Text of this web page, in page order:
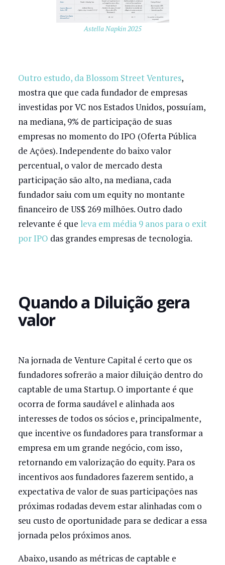
Astella Napkin 2025
Outro estudo, da Blossom Street Ventures,
mostra que que cada fundador de empresas
investidas por VC nos Estados Unidos, possuíam,
na mediana, 9% de participação de suas
empresas no momento do IPO (Oferta Pública
de Ações). Independente do baixo valor
percentual, o valor de mercado desta
participação são alto, na mediana, cada
fundador saiu com um equity no montante
financeiro de US$ 269 milhões. Outro dado
relevante é que leva em média 9 anos para o exit
por IPO das grandes empresas de tecnologia.
Quando a Diluição gera
valor
Na jornada de Venture Capital é certo que os
fundadores sofrerão a maior diluição dentro do
captable de uma Startup. O importante é que
ocorra de forma saudável e alinhada aos
interesses de todos os sócios e, principalmente,
que incentive os fundadores para transformar a
empresa em um grande negócio, com isso,
retornando em valorização do equity. Para os
incentivos aos fundadores fazerem sentido, a
expectativa de valor de suas participações nas
próximas rodadas devem estar alinhadas com o
seu custo de oportunidade para se dedicar a essa
jornada pelos próximos anos.
Abaixo, usando as métricas de captable e